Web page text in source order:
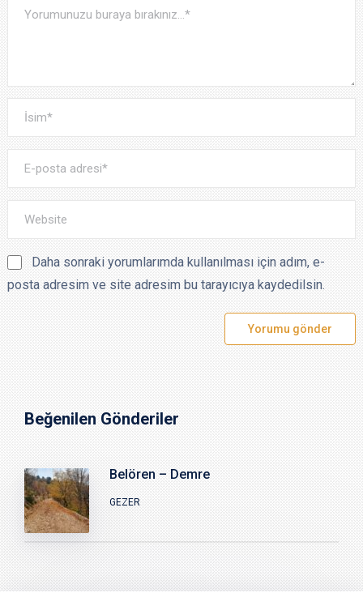
Daha sonraki yorumlarımda kullanılması için adım, e-
posta adresim ve site adresim bu tarayıcıya kaydedilsin.
Beğenilen Gönderiler
Belören – Demre
GEZER